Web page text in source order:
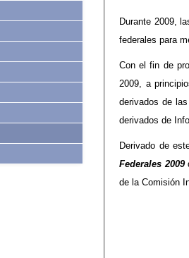
Durante 2009,
federales para
Con el fin de
2009, a
derivados de
derivados de
Derivado de
Federales 2009
de la Comisión